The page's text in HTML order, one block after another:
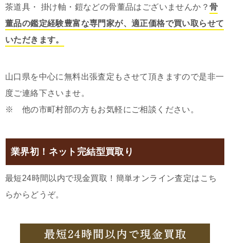
茶道具・ 掛け軸・鎧などの骨董品はございませんか？ 骨
董品の鑑定経験豊富な専門家が、適正価格で買い取らせて
いただきます。
山口県を中心に無料出張査定もさせて頂きますので是非一
度ご連絡下さいませ。
※ 他の市町村部の方もお気軽にご相談ください。
業界初！ネット完結型買取り
最短24時間以内で現金買取！簡単オンライン査定はこち
らからどうぞ。